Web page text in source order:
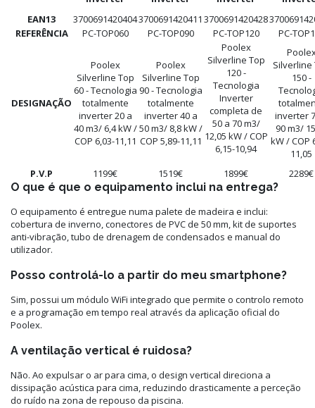
EAN13
37006914204043700691420411 3700691420428
REFERÊNCIA
PC-TOP060 PC-TOP090 PC-TOP120 PC-
DESIGNAÇÃO
Poolex
Silverline Top
60 - Tecnologia
totalmente
inverter 20 a
40 m3/ 6,4 kW /
COP 6,03-11,11
Poolex
Silverline Top
90 - Tecnologia
totalmente
inverter 40 a
50 m3/ 8,8 kW /
COP 5,89-11,11
Poolex
Silverline Top
120 -
Tecnologia
Inverter
completa de
50 a 70 m3/
12,05 kW / COP
6,15-10,94
Silverline
150 -
inverter
90 m3/
kW / COP
11,05
P.V.P
1199€ 1519€ 1899€ 2289€
O que é que o equipamento inclui na entrega?
O equipamento é entregue numa palete de madeira e inclui:
cobertura de inverno, conectores de PVC de 50 mm, kit de suportes
anti-vibração, tubo de drenagem de condensados e manual do
utilizador.
Posso controlá-lo a partir do meu smartphone?
Sim, possui um módulo WiFi integrado que permite o controlo remoto
e a programação em tempo real através da aplicação oficial do
Poolex.
A ventilação vertical é ruidosa?
Não. Ao expulsar o ar para cima, o design vertical direciona a
dissipação acústica para cima, reduzindo drasticamente a perceção
do ruído na zona de repouso da piscina.